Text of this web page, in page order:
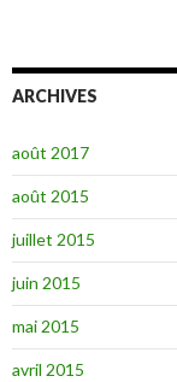
ARCHIVES
août 2017
août 2015
juillet 2015
juin 2015
mai 2015
avril 2015